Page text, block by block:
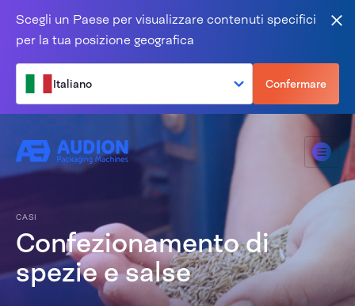
Scegli un Paese per visualizzare contenuti specifici
per la tua posizione geografica
Italiano Confermare
Menù
CASI
Confezionamento di
spezie e salse